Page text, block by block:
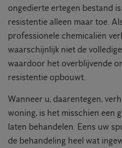
ongedierte ertegen bestand
resistentie alleen maar toe.
professionele chemicaliën
waarschijnlijk niet de
waardoor het overblijvende
resistentie opbouwt.
Wanneer u, daarentegen,
woning, is het misschien een
laten behandelen. Eens uw
de behandeling heel wat